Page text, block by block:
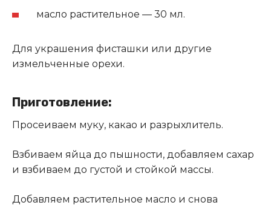
масло растительное — 30 мл.
Для украшения фисташки или другие
измельченные орехи.
Приготовление:
Просеиваем муку, какао и разрыхлитель.
Взбиваем яйца до пышности, добавляем сахар
и взбиваем до густой и стойкой массы.
Добавляем растительное масло и снова